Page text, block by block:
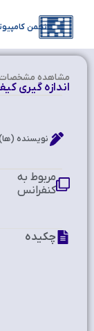
انجمن
مشاهده‌ مشخصات
اندازه گیري
نویسنده
مربوط به
کنفرانس
چکیده